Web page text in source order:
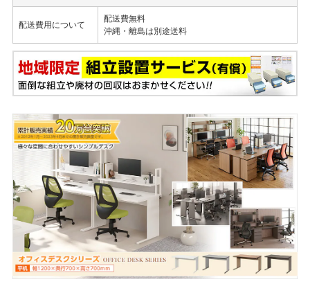
配送費用について
配送費無料
沖縄・離島は別途送料